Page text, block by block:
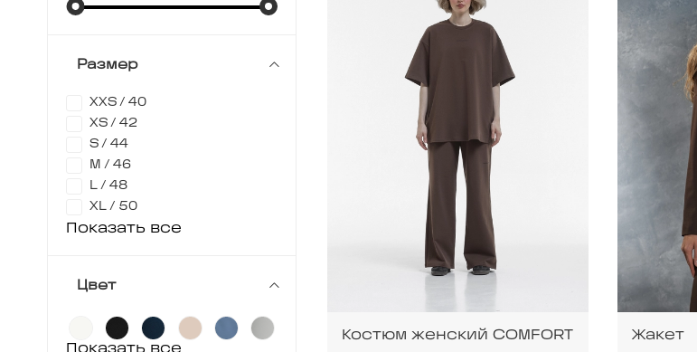
Костюм женский COMFORT Жакет
Размер
XXS / 40
XS / 42
S / 44
M / 46
L / 48
XL / 50
Показать все
Цвет
Показать все